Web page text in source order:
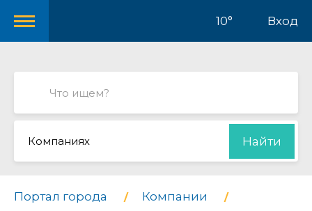
10° Вход
Компаниях Найти
Портал города
Компании